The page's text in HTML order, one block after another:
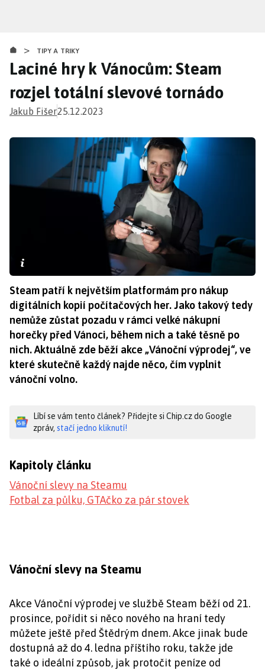
obsahu
> TIPY A TRIKY
Laciné hry k Vánocům: Steam
rozjel totální slevové tornádo
Jakub Fišer25.12.2023
Steam patří k největším platformám pro nákup
digitálních kopií počítačových her. Jako takový tedy
nemůže zůstat pozadu v rámci velké nákupní
horečky před Vánoci, během nich a také těsně po
nich. Aktuálně zde běží akce „Vánoční výprodej“, ve
které skutečně každý najde něco, čím vyplnit
vánoční volno.
Líbí se vám tento článek? Přidejte si Chip.cz do Google
zpráv, stačí jedno kliknutí!
Kapitoly článku
Vánoční slevy na Steamu
Fotbal za půlku, GTAčko za pár stovek
Vánoční slevy na Steamu
Akce Vánoční výprodej ve službě Steam běží od 21.
prosince, pořídit si něco nového na hraní tedy
můžete ještě před Štědrým dnem. Akce jinak bude
dostupná až do 4. ledna příštího roku, takže jde
také o ideální způsob, jak protočit peníze od